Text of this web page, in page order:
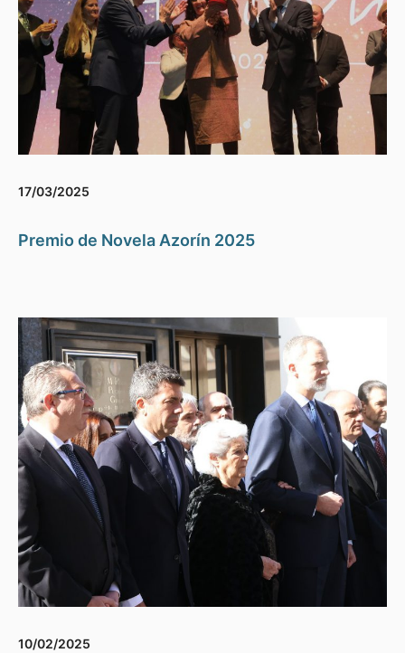
17/03/2025
Premio de Novela Azorín 2025
10/02/2025